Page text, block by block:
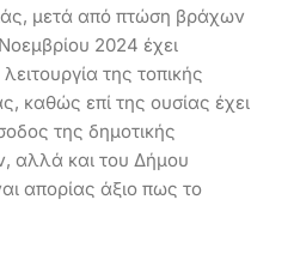
μετά από πτώση βράχων
2024 έχει
της τοπικής
καθώς επί της ουσίας έχει
της δημοτικής
αλλά και του Δήμου
απορίας άξιο πως το